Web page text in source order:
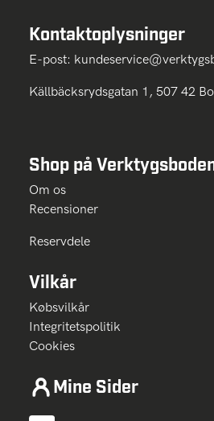
Kontaktoplysninger
E-post:
Källbäcksrydsgatan 1, 507 42
Shop på
Om os
Recensioner
Reservdele
Vilkår
Købsvilkår
Integritetspolitik
Cookies
Mine Sider